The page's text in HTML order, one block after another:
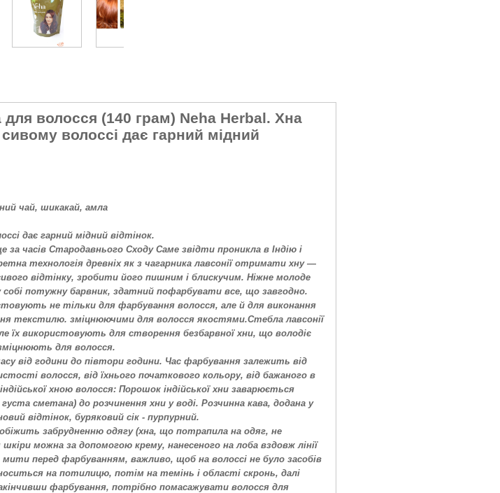
для волосся (140 грам) Neha Herbal. Хна
волоссі дає гарний мідний
чай, шикакай, амла
дає гарний мідний відтінок.
за часів Стародавнього Сходу Саме звідти проникла в Індію і
технологія древніх як з чагарника лавсонії отримати хну —
відтінку, зробити його пишним і блискучим. Ніжне молоде
собі потужну барвник, здатний пофарбувати все, що завгодно.
не тільки для фарбування волосся, але й для виконання
текстилю. зміцнюючими для волосся якостями.Стебла лавсонії
використовують для створення безбарвної хни, що володіє
для волосся.
від години до півтори години. Час фарбування залежить від
волосся, від їхнього початкового кольору, від бажаного в
хною волосся: Порошок індійської хни заварюється
сметана) до розчинення хни у воді. Розчинна кава, додана у
відтінок, буряковий сік - пурпурний.
забрудненню одягу (хна, що потрапила на одяг, не
можна за допомогою крему, нанесеного на лоба вздовж лінії
перед фарбуванням, важливо, щоб на волоссі не було засобів
на потилицю, потім на темінь і області скронь, далі
фарбування, потрібно помасажувати волосся для